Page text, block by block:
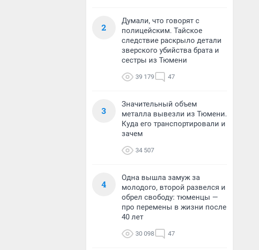
2
Думали, что говорят с
полицейским. Тайское
следствие раскрыло детали
зверского убийства брата и
сестры из Тюмени
39 179 47
3
Значительный объем
металла вывезли из Тюмени.
Куда его транспортировали и
зачем
34 507
4
Одна вышла замуж за
молодого, второй развелся и
обрел свободу: тюменцы —
про перемены в жизни после
40 лет
30 098 47